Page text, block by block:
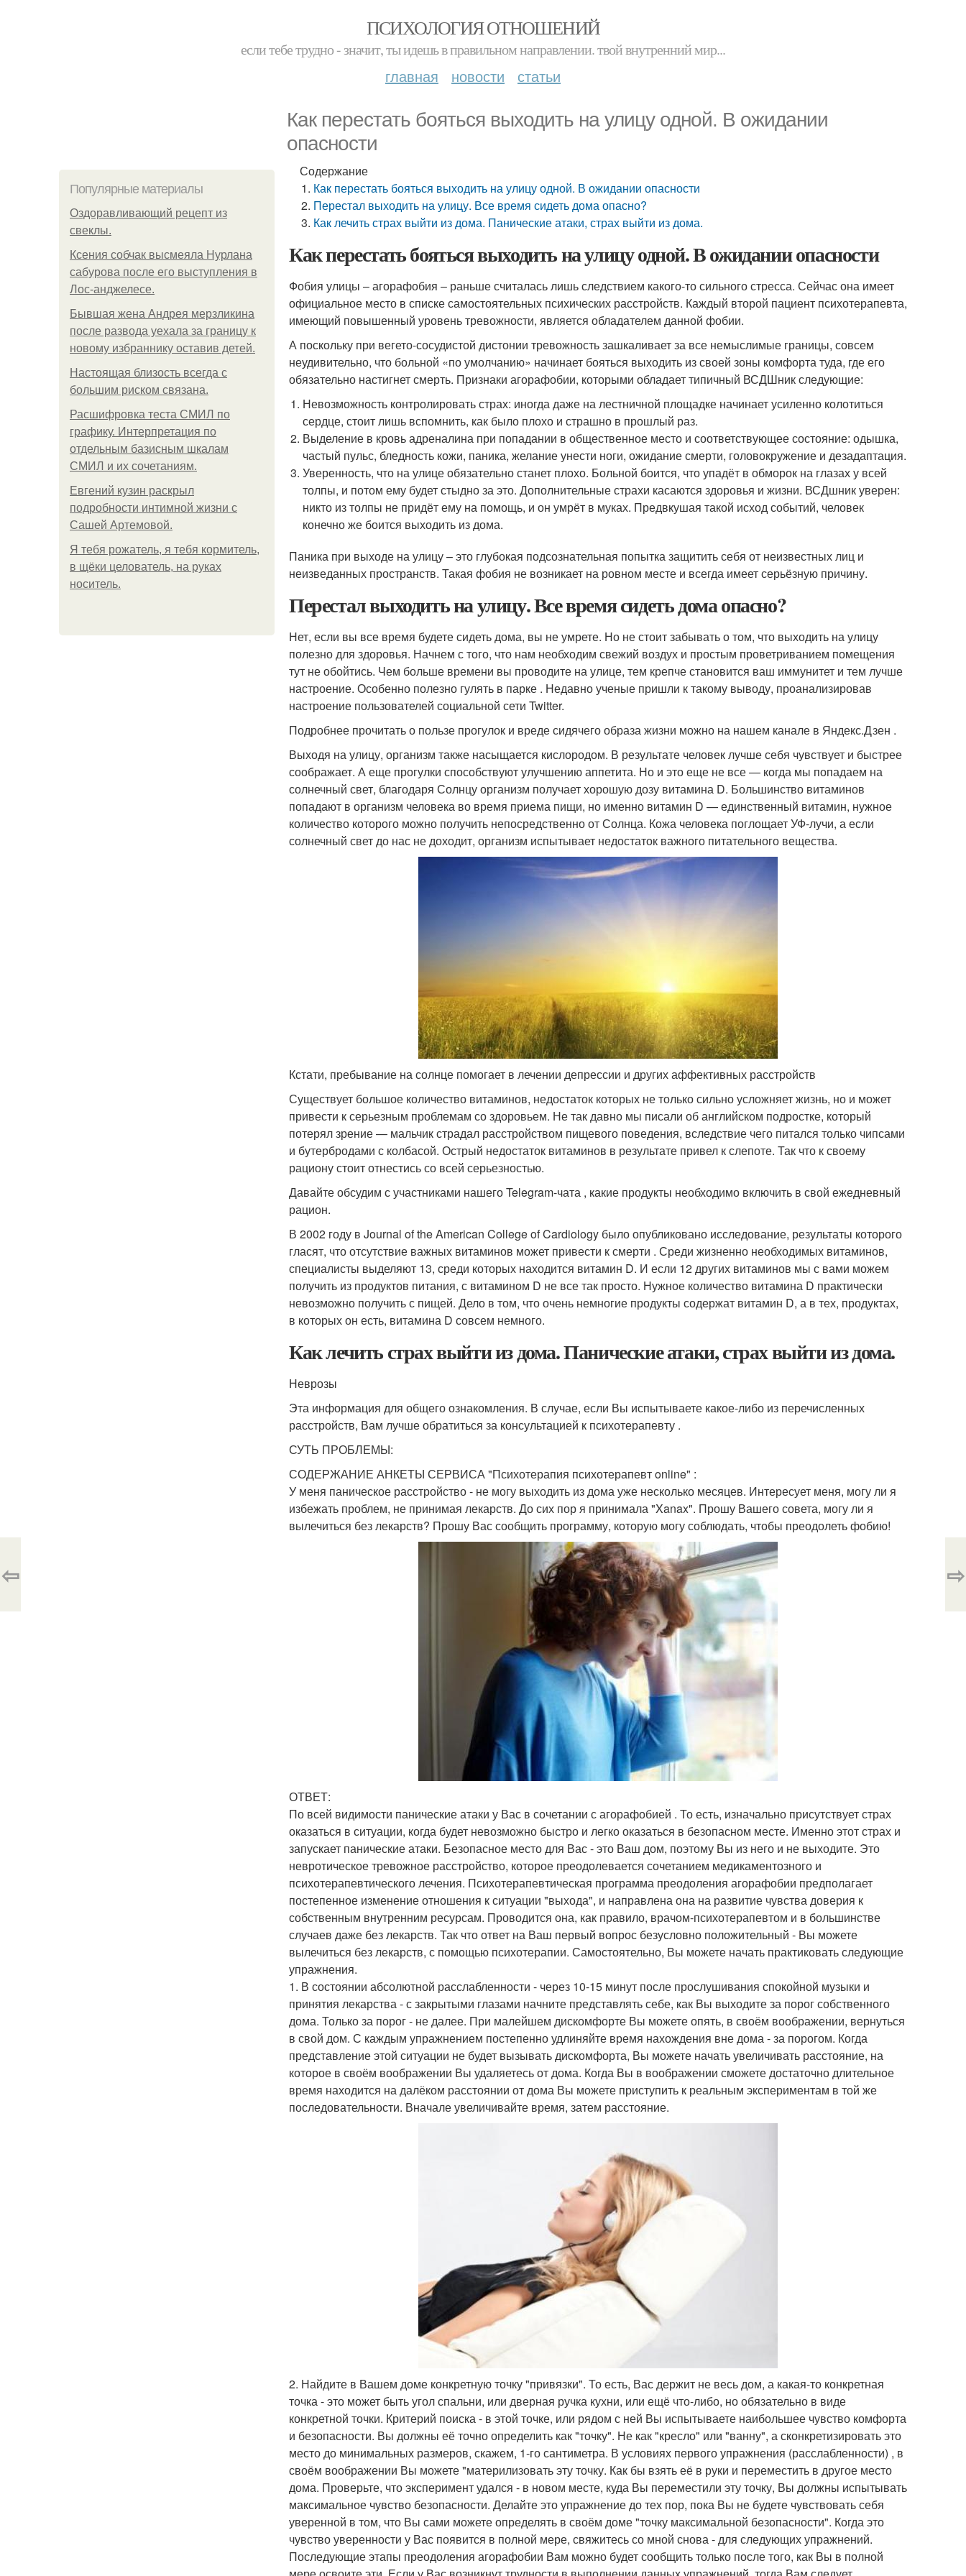
ПСИХОЛОГИЯ ОТНОШЕНИЙ
если тебе трудно - значит, ты идешь в правильном направлении. твой внутренний мир...
главная новости статьи
Как перестать бояться выходить на улицу одной. В ожидании
опасности
Популярные материалы
Оздоравливающий рецепт из
свеклы.
Ксения собчак высмеяла Нурлана
сабурова после его выступления в
Лос-анджелесе.
Бывшая жена Андрея мерзликина
после развода уехала за границу к
новому избраннику оставив детей.
Hacтоящая близость всегда с
большим риском связана.
Расшифровка теста СМИЛ по
графику. Интерпретация по
отдельным базисным шкалам
СМИЛ и их сочетаниям.
Евгений кузин раскрыл
подробности интимной жизни с
Сашей Артемовой.
Я тебя рожатель, я тебя кормитель,
в щёки целователь, на руках
носитель.
Содержание
Как перестать бояться выходить на улицу одной. В ожидании опасности
Перестал выходить на улицу. Все время сидеть дома опасно?
Как лечить страх выйти из дома. Панические атаки, страх выйти из дома.
Как перестать бояться выходить на улицу одной. В ожидании опасности
Фобия улицы – агорафобия – раньше считалась лишь следствием какого-то сильного стресса. Сейчас она имеет
официальное место в списке самостоятельных психических расстройств. Каждый второй пациент психотерапевта,
имеющий повышенный уровень тревожности, является обладателем данной фобии.
А поскольку при вегето-сосудистой дистонии тревожность зашкаливает за все немыслимые границы, совсем
неудивительно, что больной «по умолчанию» начинает бояться выходить из своей зоны комфорта туда, где его
обязательно настигнет смерть. Признаки агорафобии, которыми обладает типичный ВСДШник следующие:
Невозможность контролировать страх: иногда даже на лестничной площадке начинает усиленно колотиться
сердце, стоит лишь вспомнить, как было плохо и страшно в прошлый раз.
Выделение в кровь адреналина при попадании в общественное место и соответствующее состояние: одышка,
частый пульс, бледность кожи, паника, желание унести ноги, ожидание смерти, головокружение и дезадаптация.
Уверенность, что на улице обязательно станет плохо. Больной боится, что упадёт в обморок на глазах у всей
толпы, и потом ему будет стыдно за это. Дополнительные страхи касаются здоровья и жизни. ВСДшник уверен:
никто из толпы не придёт ему на помощь, и он умрёт в муках. Предвкушая такой исход событий, человек
конечно же боится выходить из дома.
Паника при выходе на улицу – это глубокая подсознательная попытка защитить себя от неизвестных лиц и
неизведанных пространств. Такая фобия не возникает на ровном месте и всегда имеет серьёзную причину.
Перестал выходить на улицу. Все время сидеть дома опасно?
Нет, если вы все время будете сидеть дома, вы не умрете. Но не стоит забывать о том, что выходить на улицу
полезно для здоровья. Начнем с того, что нам необходим свежий воздух и простым проветриванием помещения
тут не обойтись. Чем больше времени вы проводите на улице, тем крепче становится ваш иммунитет и тем лучше
настроение. Особенно полезно гулять в парке . Недавно ученые пришли к такому выводу, проанализировав
настроение пользователей социальной сети Twitter.
Подробнее прочитать о пользе прогулок и вреде сидячего образа жизни можно на нашем канале в Яндекс.Дзен .
Выходя на улицу, организм также насыщается кислородом. В результате человек лучше себя чувствует и быстрее
соображает. А еще прогулки способствуют улучшению аппетита. Но и это еще не все — когда мы попадаем на
солнечный свет, благодаря Солнцу организм получает хорошую дозу витамина D. Большинство витаминов
попадают в организм человека во время приема пищи, но именно витамин D — единственный витамин, нужное
количество которого можно получить непосредственно от Солнца. Кожа человека поглощает УФ-лучи, а если
солнечный свет до нас не доходит, организм испытывает недостаток важного питательного вещества.
Кстати, пребывание на солнце помогает в лечении депрессии и других аффективных расстройств
Существует большое количество витаминов, недостаток которых не только сильно усложняет жизнь, но и может
привести к серьезным проблемам со здоровьем. Не так давно мы писали об английском подростке, который
потерял зрение — мальчик страдал расстройством пищевого поведения, вследствие чего питался только чипсами
и бутербродами с колбасой. Острый недостаток витаминов в результате привел к слепоте. Так что к своему
рациону стоит отнестись со всей серьезностью.
Давайте обсудим с участниками нашего Telegram-чата , какие продукты необходимо включить в свой ежедневный
рацион.
В 2002 году в Journal of the American College of Cardiology было опубликовано исследование, результаты которого
гласят, что отсутствие важных витаминов может привести к смерти . Среди жизненно необходимых витаминов,
специалисты выделяют 13, среди которых находится витамин D. И если 12 других витаминов мы с вами можем
получить из продуктов питания, с витамином D не все так просто. Нужное количество витамина D практически
невозможно получить с пищей. Дело в том, что очень немногие продукты содержат витамин D, а в тех, продуктах,
в которых он есть, витамина D совсем немного.
Как лечить страх выйти из дома. Панические атаки, страх выйти из дома.
Неврозы
Эта информация для общего ознакомления. В случае, если Вы испытываете какое-либо из перечисленных
расстройств, Вам лучше обратиться за консультацией к психотерапевту .
СУТЬ ПРОБЛЕМЫ:
СОДЕРЖАНИЕ АНКЕТЫ СЕРВИСА "Психотерапия психотерапевт online" :
У меня паническое расстройство - не могу выходить из дома уже несколько месяцев. Интересует меня, могу ли я
избежать проблем, не принимая лекарств. До сих пор я принимала "Xanax". Прошу Вашего совета, могу ли я
вылечиться без лекарств? Прошу Вас сообщить программу, которую могу соблюдать, чтобы преодолеть фобию!
ОТВЕТ:
По всей видимости панические атаки у Вас в сочетании с агорафобией . То есть, изначально присутствует страх
оказаться в ситуации, когда будет невозможно быстро и легко оказаться в безопасном месте. Именно этот страх и
запускает панические атаки. Безопасное место для Вас - это Ваш дом, поэтому Вы из него и не выходите. Это
невротическое тревожное расстройство, которое преодолевается сочетанием медикаментозного и
психотерапевтического лечения. Психотерапевтическая программа преодоления агорафобии предполагает
постепенное изменение отношения к ситуации "выхода", и направлена она на развитие чувства доверия к
собственным внутренним ресурсам. Проводится она, как правило, врачом-психотерапевтом и в большинстве
случаев даже без лекарств. Так что ответ на Ваш первый вопрос безусловно положительный - Вы можете
вылечиться без лекарств, с помощью психотерапии. Самостоятельно, Вы можете начать практиковать следующие
упражнения.
1. В состоянии абсолютной расслабленности - через 10-15 минут после прослушивания спокойной музыки и
принятия лекарства - с закрытыми глазами начните представлять себе, как Вы выходите за порог собственного
дома. Только за порог - не далее. При малейшем дискомфорте Вы можете опять, в своём воображении, вернуться
в свой дом. С каждым упражнением постепенно удлиняйте время нахождения вне дома - за порогом. Когда
представление этой ситуации не будет вызывать дискомфорта, Вы можете начать увеличивать расстояние, на
которое в своём воображении Вы удаляетесь от дома. Когда Вы в воображении сможете достаточно длительное
время находится на далёком расстоянии от дома Вы можете приступить к реальным экспериментам в той же
последовательности. Вначале увеличивайте время, затем расстояние.
2. Найдите в Вашем доме конкретную точку "привязки". То есть, Вас держит не весь дом, а какая-то конкретная
точка - это может быть угол спальни, или дверная ручка кухни, или ещё что-либо, но обязательно в виде
конкретной точки. Критерий поиска - в этой точке, или рядом с ней Вы испытываете наибольшее чувство комфорта
и безопасности. Вы должны её точно определить как "точку". Не как "кресло" или "ванну", а сконкретизировать это
место до минимальных размеров, скажем, 1-го сантиметра. В условиях первого упражнения (расслабленности) , в
своём воображении Вы можете "материлизовать эту точку. Как бы взять её в руки и переместить в другое место
дома. Проверьте, что эксперимент удался - в новом месте, куда Вы переместили эту точку, Вы должны испытывать
максимальное чувство безопасности. Делайте это упражнение до тех пор, пока Вы не будете чувствовать себя
уверенной в том, что Вы сами можете определять в своём доме "точку максимальной безопасности". Когда это
чувство уверенности у Вас появится в полной мере, свяжитесь со мной снова - для следующих упражнений.
Последующие этапы преодоления агорафобии Вам можно будет сообщить только после того, как Вы в полной
⇦ ⇨